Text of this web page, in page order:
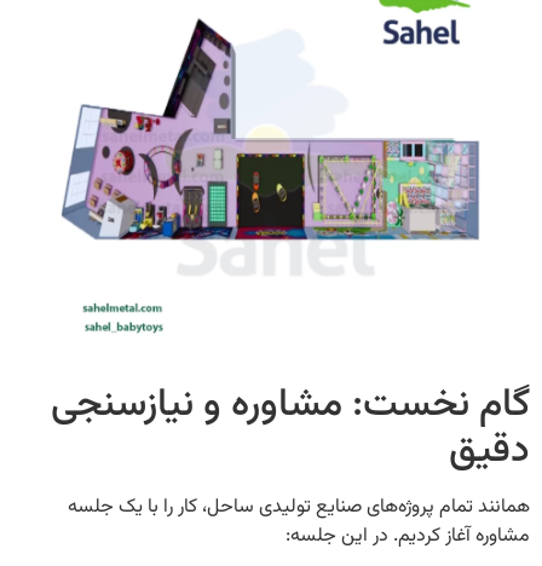
نخست: مشاوره و نیازسنجی
تمام پروژه‌های صنایع تولیدی ساحل، کار را با یک جلسه
آغاز کردیم. در این جلسه: